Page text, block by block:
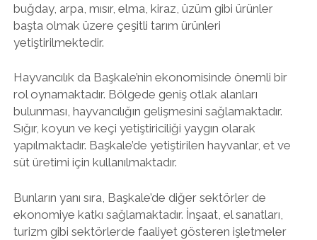
buğday, arpa, mısır, elma, kiraz, üzüm gibi ürünler
başta olmak üzere çeşitli tarım ürünleri
yetiştirilmektedir.
Hayvancılık da Başkale’nin ekonomisinde önemli bir
rol oynamaktadır. Bölgede geniş otlak alanları
bulunması, hayvancılığın gelişmesini sağlamaktadır.
Sığır, koyun ve keçi yetiştiriciliği yaygın olarak
yapılmaktadır. Başkale’de yetiştirilen hayvanlar, et ve
süt üretimi için kullanılmaktadır.
Bunların yanı sıra, Başkale’de diğer sektörler de
ekonomiye katkı sağlamaktadır. İnşaat, el sanatları,
turizm gibi sektörlerde faaliyet gösteren işletmeler